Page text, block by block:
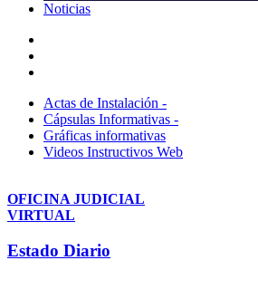
Noticias
Actas de Instalación -
Cápsulas Informativas -
Gráficas informativas
Videos Instructivos Web
OFICINA JUDICIAL
VIRTUAL
Estado Diario